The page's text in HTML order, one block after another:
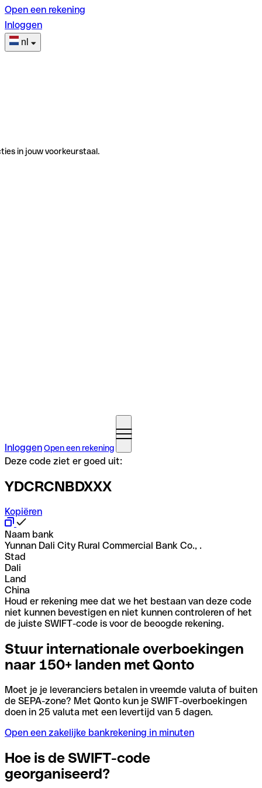
Open een rekening
Inloggen
nl
in jouw voorkeurstaal.
InloggenOpen een rekening
Deze code ziet er goed uit:
YDCRCNBDXXX
Kopiëren
Naam bank
Yunnan Dali City Rural Commercial Bank Co., .
Stad
Dali
Land
China
Houd er rekening mee dat we het bestaan van deze code
niet kunnen bevestigen en niet kunnen controleren of het
de juiste SWIFT-code is voor de beoogde rekening.
Stuur internationale overboekingen
naar 150+ landen met Qonto
Moet je je leveranciers betalen in vreemde valuta of buiten
de SEPA-zone? Met Qonto kun je SWIFT-overboekingen
doen in 25 valuta met een levertijd van 5 dagen.
Open een zakelijke bankrekening in minuten
Hoe is de SWIFT-code
georganiseerd?